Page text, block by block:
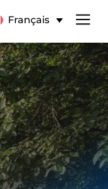
Français